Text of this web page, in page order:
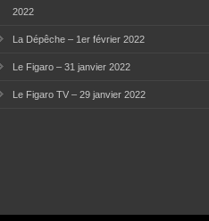
2022
La Dépêche – 1er février 2022
Le Figaro – 31 janvier 2022
Le Figaro TV – 29 janvier 2022